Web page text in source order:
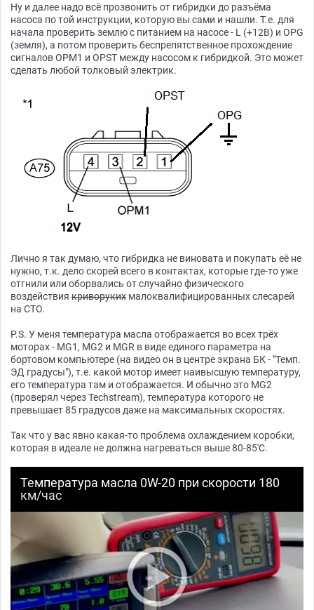
Ну и далее надо всё прозвонить от гибридки до разъёма
насоса по той инструкции, которую вы сами и нашли. Т.е. для
начала проверить землю с питанием на насосе - L (+12В) и OPG
(земля), а потом проверить беспрепятственное прохождение
сигналов OPM1 и OPST между насосом к гибридкой. Это может
сделать любой толковый электрик.
Лично я так думаю, что гибридка не виновата и покупать её не
нужно, т.к. дело скорей всего в контактах, которые где-то уже
отгнили или оборвались от случайно физического
воздействия криворуких малоквалифицированных слесарей
на СТО.
P.S. У меня температура масла отображается во всех трёх
моторах - MG1, MG2 и MGR в виде единого параметра на
бортовом компьютере (на видео он в центре экрана БК - "Темп.
ЭД градусы"), т.е. какой мотор имеет наивысшую температуру,
его температура там и отображается. И обычно это MG2
(проверял через Techstream), температура которого не
превышает 85 градусов даже на максимальных скоростях.
Так что у вас явно какая-то проблема охлаждением коробки,
которая в идеале не должна нагреваться выше 80-85'C.
Температура масла 0W-20 при скорости 180
км/час